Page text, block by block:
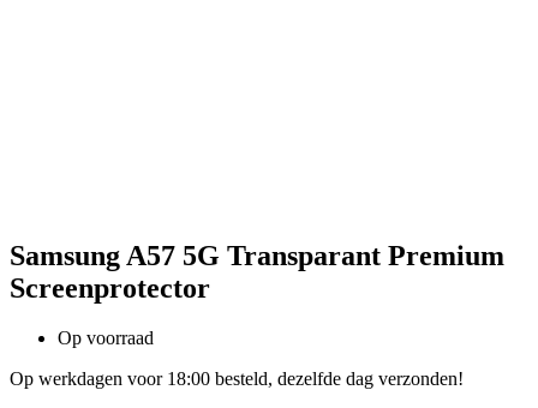
Samsung A57 5G Transparant Premium
Screenprotector
Op voorraad
Op werkdagen voor 18:00 besteld, dezelfde dag verzonden!